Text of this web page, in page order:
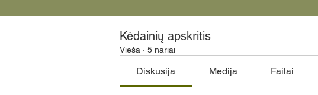
Kėdainių apskritis
Vieša · 5 nariai
Diskusija Medija Failai